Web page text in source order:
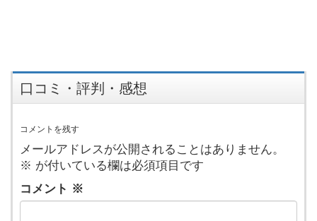
口コミ・評判・感想
コメントを残す
メールアドレスが公開されることはありません。
※ が付いている欄は必須項目です
コメント ※